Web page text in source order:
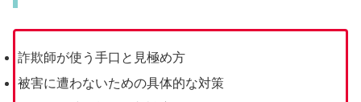
詐欺師が使う手口と見極め方
被害に遭わないための具体的な対策